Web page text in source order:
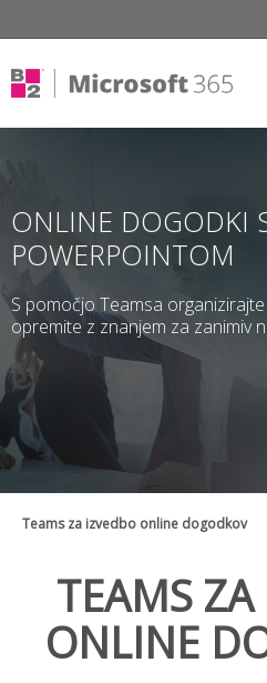
ONLINE DOGODKI
POWERPOINTOM
S pomočjo Teamsa
opremite z znanjem za zanimiv
Teams za izvedbo online dogodkov
TEAMS
ONLINE